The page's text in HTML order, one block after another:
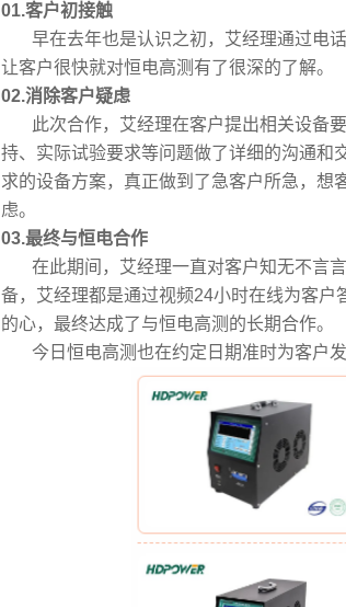
01.客户初接触
早在去年也是认识之初，艾经理通过电话
让客户很快就对恒电高测有了很深的了解。
02.消除客户疑虑
此次合作，艾经理在客户提出相关设备要
持、实际试验要求等问题做了详细的沟通和
求的设备方案，真正做到了急客户所急，想
虑。
03.最终与恒电合作
在此期间，艾经理一直对客户知无不言言
备，艾经理都是通过视频24小时在线为客户
的心，最终达成了与恒电高测的长期合作。
今日恒电高测也在约定日期准时为客户发